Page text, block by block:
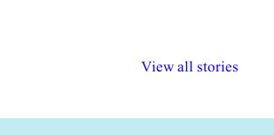
View all stories
अधिकार दिवस| 18
वर्षातील